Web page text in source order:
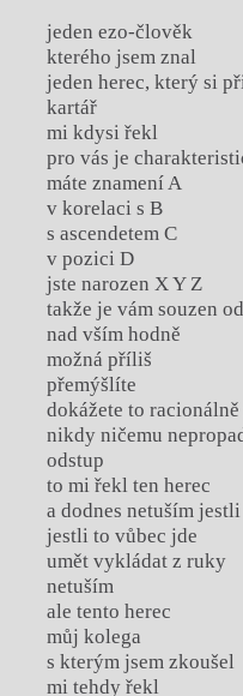
jeden ezo-člověk
kterého jsem znal
jeden herec, který si
kartář
mi kdysi řekl
pro vás je
máte znamení A
v korelaci s B
s ascendetem C
v pozici D
jste narozen X Y Z
takže je vám souzen
nad vším hodně
možná příliš
přemýšlíte
dokážete to
nikdy ničemu
odstup
to mi řekl ten herec
a dodnes netuším
jestli to vůbec jde
umět vykládat z ruky
netuším
ale tento herec
můj kolega
s kterým jsem zkoušel
mi tehdy řekl